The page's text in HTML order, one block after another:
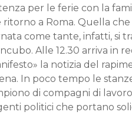
per le ferie con la
ritorno a Roma. Quella
come tante, infatti, si
Alle 12.30 arriva in
la notizia del
In poco tempo le
di compagni di
politici che portano